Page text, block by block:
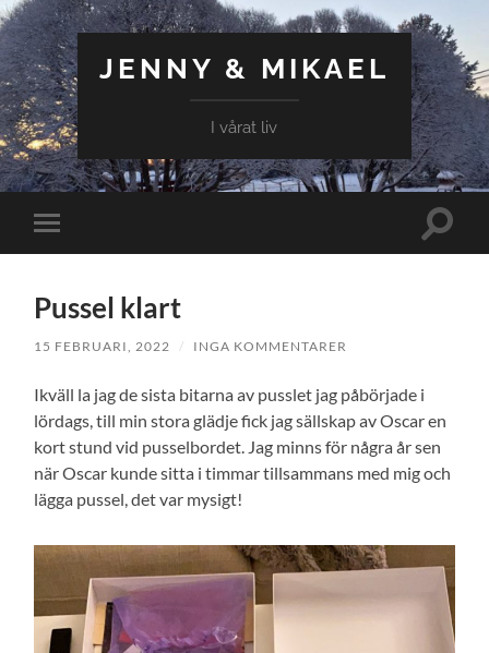
JENNY & MIKAEL
I vårat liv
Slå
på/av
Slå
Pussel klart
15 FEBRUARI, 2022 / INGA KOMMENTARER
Ikväll la jag de sista bitarna av pusslet jag påbörjade i
lördags, till min stora glädje fick jag sällskap av Oscar en
kort stund vid pusselbordet. Jag minns för några år sen
när Oscar kunde sitta i timmar tillsammans med mig och
lägga pussel, det var mysigt!